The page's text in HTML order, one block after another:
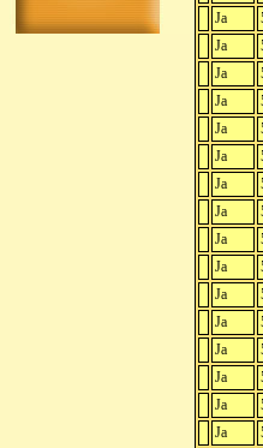
Ja
Ja
Ja
Ja
Ja
Ja
Ja
Ja
Ja
Ja
Ja
Ja
Ja
Ja
Ja
Ja